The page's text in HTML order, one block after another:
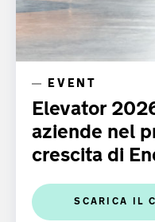
EVENT
Elevator
aziende nel
crescita di
SCARICA IL